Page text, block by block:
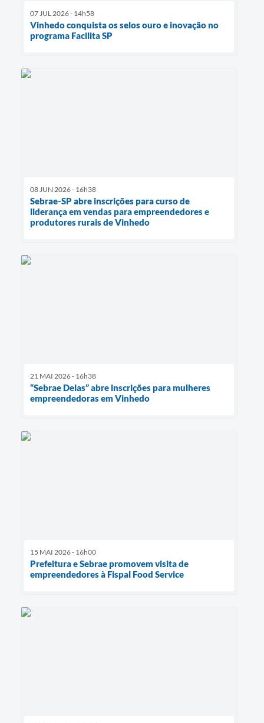
07 JUL 2026 - 14h58
Vinhedo conquista os selos ouro e inovação no
programa Facilita SP
08 JUN 2026 - 16h38
Sebrae-SP abre inscrições para curso de
liderança em vendas para empreendedores e
produtores rurais de Vinhedo
21 MAI 2026 - 16h38
“Sebrae Delas” abre inscrições para mulheres
empreendedoras em Vinhedo
15 MAI 2026 - 16h00
Prefeitura e Sebrae promovem visita de
empreendedores à Fispal Food Service